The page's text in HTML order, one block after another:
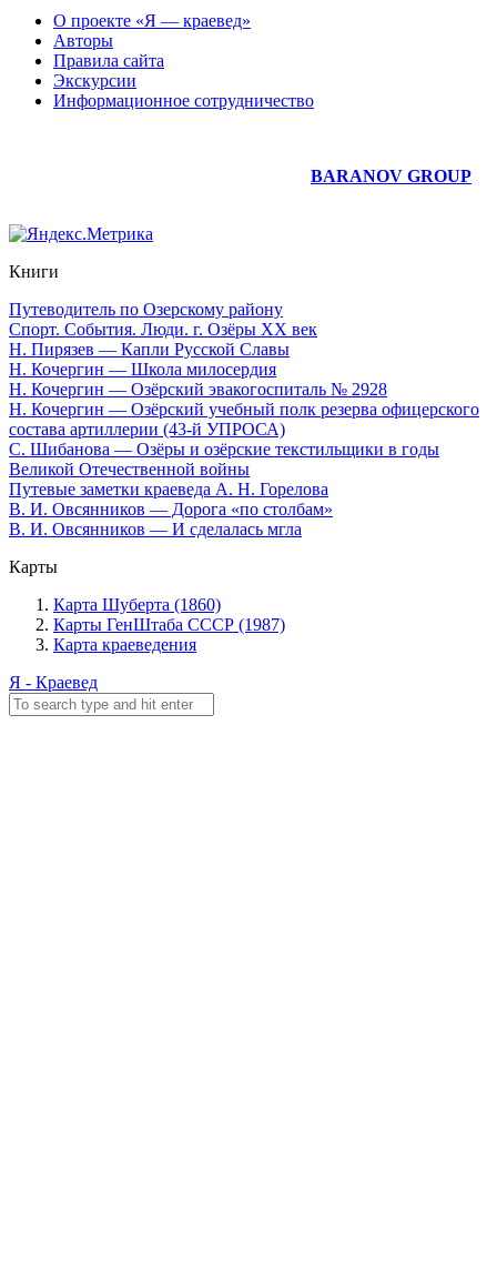
О проекте «Я — краевед»
Авторы
Правила сайта
Экскурсии
Информационное сотрудничество
BARANOV GROUP
Книги
Путеводитель по Озерскому району
Спорт. События. Люди. г. Озёры XX век
Н. Пирязев — Капли Русской Славы
Н. Кочергин — Школа милосердия
Н. Кочергин — Озёрский эвакогоспиталь № 2928
Н. Кочергин — Озёрский учебный полк резерва офицерского
состава артиллерии (43-й УПРОСА)
С. Шибанова — Озёры и озёрские текстильщики в годы
Великой Отечественной войны
Путевые заметки краеведа А. Н. Горелова
В. И. Овсянников — Дорога «по столбам»
В. И. Овсянников — И сделалась мгла
Карты
Карта Шуберта (1860)
Карты ГенШтаба СССР (1987)
Карта краеведения
Я - Краевед